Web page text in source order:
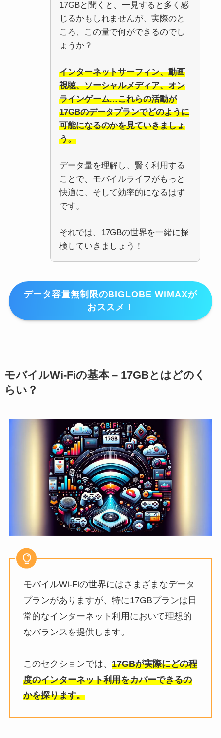
17GBと聞くと、一見すると多く感
じるかもしれませんが、実際のと
ころ、この量で何ができるのでし
ょうか？
インターネットサーフィン、動画
視聴、ソーシャルメディア、オン
ラインゲーム…これらの活動が
17GBのデータプランでどのように
可能になるのかを見ていきましょ
う。
データ量を理解し、賢く利用する
ことで、モバイルライフがもっと
快適に、そして効率的になるはず
です。
それでは、17GBの世界を一緒に探
検していきましょう！
データ容量無制限のBIGLOBE WiMAXが
おススメ！
モバイルWi-Fiの基本 – 17GBとはどのく
らい？
モバイルWi-Fiの世界にはさまざまなデータ
プランがありますが、特に17GBプランは日
常的なインターネット利用において理想的
なバランスを提供します。
このセクションでは、 17GBが実際にどの程
度のインターネット利用をカバーできるの
かを探ります。